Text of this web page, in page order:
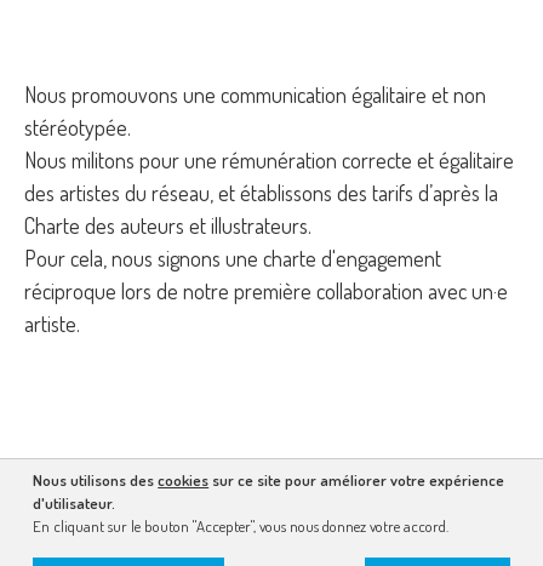
Nous promouvons une communication égalitaire et non
stéréotypée.
Nous militons pour une rémunération correcte et égalitaire
des artistes du réseau, et établissons des tarifs d’après la
Charte des auteurs et illustrateurs.
Pour cela, nous signons une charte d'engagement
réciproque lors de notre première collaboration avec un·e
artiste.
Nous utilisons descookies sur ce site pour améliorer votre expérience
d'utilisateur.
En cliquant sur le bouton "Accepter", vous nous donnez votre accord.